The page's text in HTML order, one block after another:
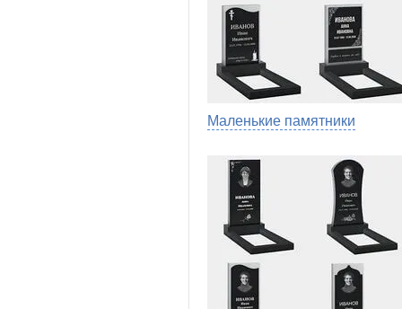
Маленькие памятники